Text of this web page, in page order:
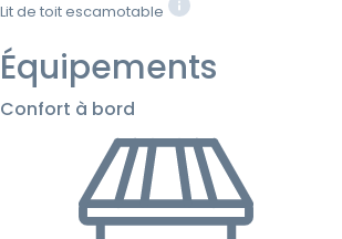
Lit de toit escamotable
Équipements
Confort à bord